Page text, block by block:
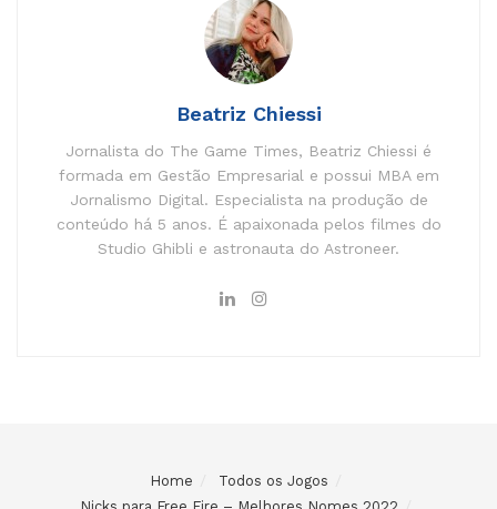
Beatriz Chiessi
Jornalista do The Game Times, Beatriz Chiessi é
formada em Gestão Empresarial e possui MBA em
Jornalismo Digital. Especialista na produção de
conteúdo há 5 anos. É apaixonada pelos filmes do
Studio Ghibli e astronauta do Astroneer.
Home
Todos os Jogos